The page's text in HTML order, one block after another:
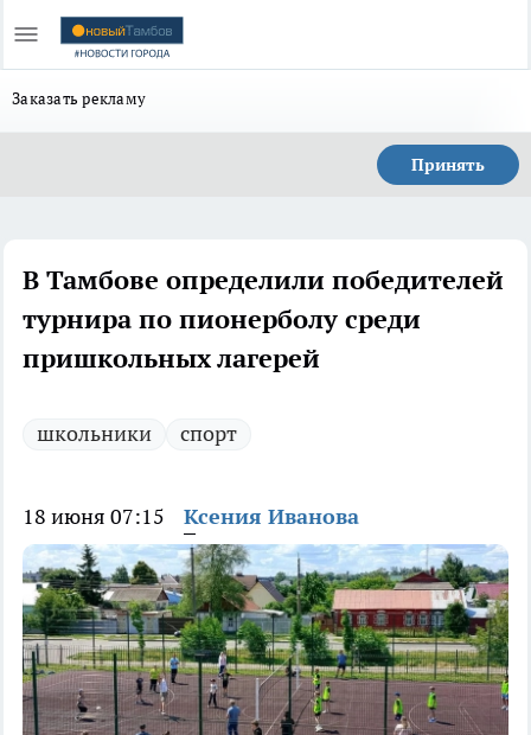
Заказать рекламу
Принять
В Тамбове определили победителей
турнира по пионерболу среди
пришкольных лагерей
школьники спорт
18 июня 07:15 Ксения Иванова